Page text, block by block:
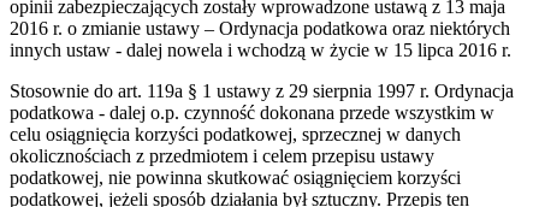
opinii zabezpieczających zostały wprowadzone ustawą z 13 maja
2016 r. o zmianie ustawy – Ordynacja podatkowa oraz niektórych
innych ustaw - dalej nowela i wchodzą w życie w 15 lipca 2016 r.
Stosownie do art. 119a § 1 ustawy z 29 sierpnia 1997 r. Ordynacja
podatkowa - dalej o.p. czynność dokonana przede wszystkim w
celu osiągnięcia korzyści podatkowej, sprzecznej w danych
okolicznościach z przedmiotem i celem przepisu ustawy
podatkowej, nie powinna skutkować osiągnięciem korzyści
podatkowej, jeżeli sposób działania był sztuczny. Przepis ten